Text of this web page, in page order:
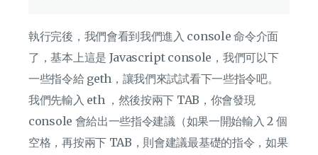
執行完後，我們會看到我們進入 console 命令介面
了，基本上這是 Javascript console，我們可以下
一些指令給 geth，讓我們來試試看下一些指令吧。
我們先輸入 eth ，然後按兩下 TAB，你會發現
console 會給出一些指令建議（如果一開始輸入 2 個
空格，再按兩下 TAB，則會建議最基礎的指令，如果